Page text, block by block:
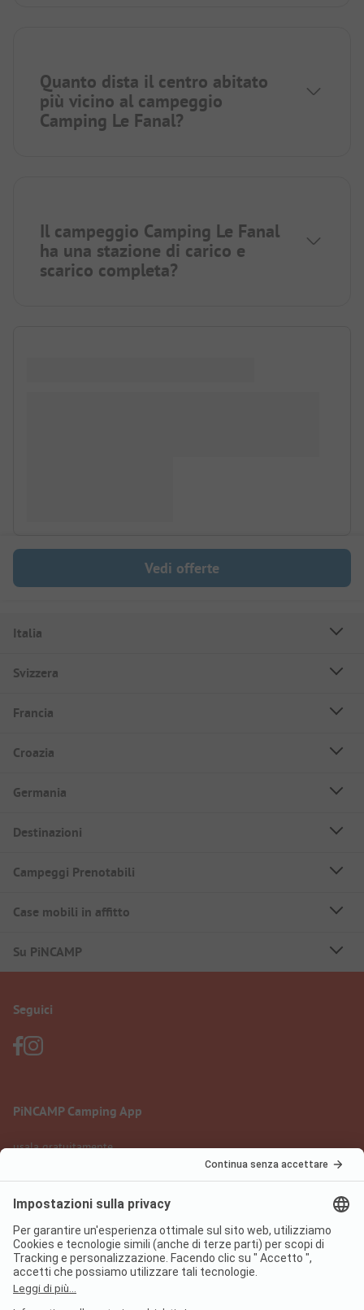
Quanto dista il centro abitato
più vicino al campeggio
Camping Le Fanal?
Il campeggio Camping Le Fanal
ha una stazione di carico e
scarico completa?
Vedi offerte
Italia
Svizzera
Francia
Croazia
Germania
Destinazioni
Campeggi Prenotabili
Case mobili in affitto
Su PiNCAMP
Seguici
PiNCAMP Camping App
usala gratuitamente
Informazione legale
Protezione dati
Condizioni d'uso
Regolamento sui servizi digitali